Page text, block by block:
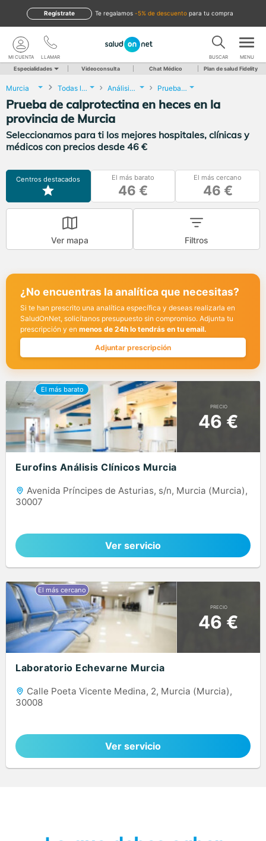
te regalamos -5% de descuento para tu compra
Regístrate
LLAMAR
MI CUENTA BUSCAR MENU
Especialidades Videoconsulta Chat Médico Plan de salud Fidelity
Murcia Todas las localidades Análisis Clínicos Prueba de calprotectina en heces
Prueba de calprotectina en heces en la
provincia de Murcia
Seleccionamos para ti los mejores hospitales, clínicas y
médicos con precios desde 46 €
Centros destacados El más barato
46 €
El más cercano
46 €
Ver mapa Filtros
¿No encuentras la analítica que necesitas?
Si te han prescrito una analítica específica y deseas realizarla en
SaludOnNet, solicítanos presupuesto sin compromiso. Adjunta tu
prescripción y en menos de 24h lo tendrás en tu email.
Adjuntar prescripción
PRECIO
46 €
Eurofins Análisis Clínicos Murcia
Avenida Príncipes de Asturias, s/n, Murcia (Murcia),
30007
Ver servicio
PRECIO
46 €
Laboratorio Echevarne Murcia
Calle Poeta Vicente Medina, 2, Murcia (Murcia),
30008
Ver servicio